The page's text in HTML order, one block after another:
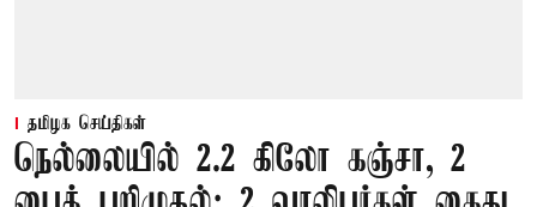
தமிழக செய்திகள்
நெல்லையில் 2.2 கிலோ கஞ்சா, 2